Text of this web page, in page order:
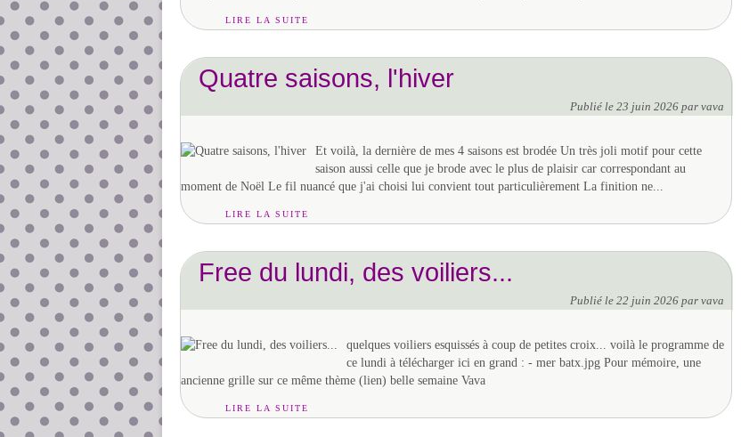
LIRE LA SUITE
Quatre saisons, l'hiver
Publié le 23 juin 2026 par vava
Et voilà, la dernière de mes 4 saisons est brodée Un très joli motif pour cette
saison aussi celle que je brode avec le plus de plaisir car correspondant au
moment de Noël Le fil nuancé que j'ai choisi lui convient tout particulièrement La finition ne...
LIRE LA SUITE
Free du lundi, des voiliers...
Publié le 22 juin 2026 par vava
quelques voiliers esquissés à coup de petites croix... voilà le programme de
ce lundi à télécharger ici en grand : - mer batx.jpg Pour mémoire, une
ancienne grille sur ce même thème (lien) belle semaine Vava
LIRE LA SUITE